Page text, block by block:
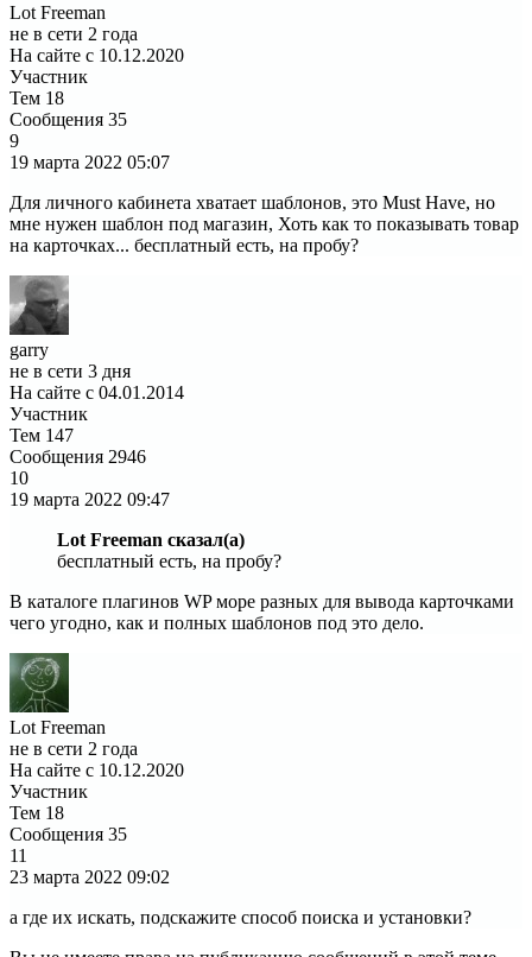
Lot Freeman
не в сети 2 года
На сайте с 10.12.2020
Участник
Тем 18
Сообщения 35
9
19 марта 2022 05:07
Для личного кабинета хватает шаблонов, это Must Have, но
мне нужен шаблон под магазин, Хоть как то показывать товар
на карточках... бесплатный есть, на пробу?
garry
не в сети 3 дня
На сайте с 04.01.2014
Участник
Тем 147
Сообщения 2946
10
19 марта 2022 09:47
Lot Freeman сказал(а)
бесплатный есть, на пробу?
В каталоге плагинов WP море разных для вывода карточками
чего угодно, как и полных шаблонов под это дело.
Lot Freeman
не в сети 2 года
На сайте с 10.12.2020
Участник
Тем 18
Сообщения 35
11
23 марта 2022 09:02
а где их искать, подскажите способ поиска и установки?